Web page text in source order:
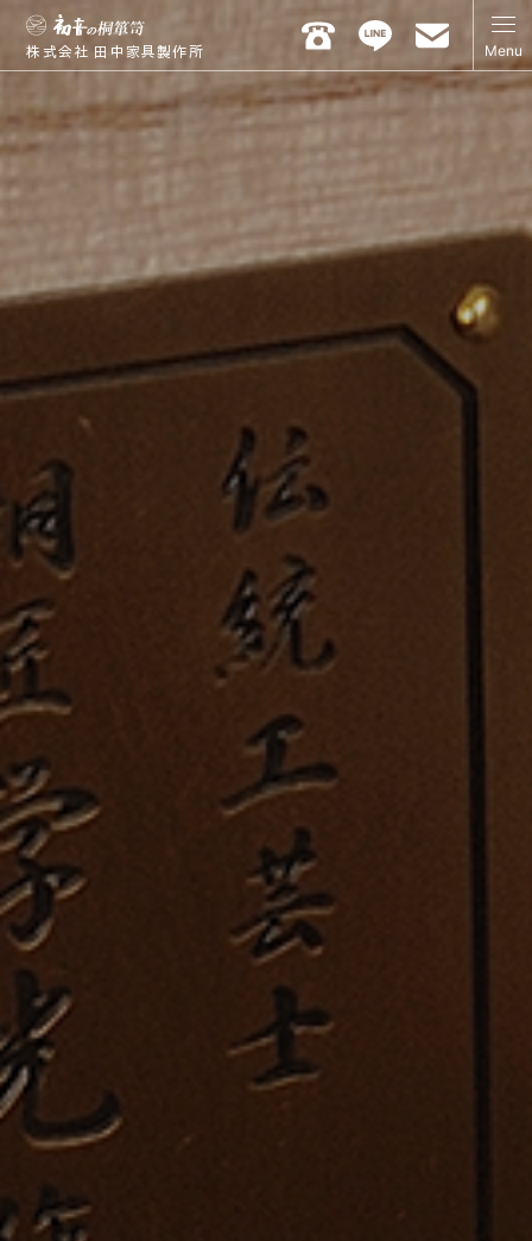
株式会社 田中家具製作所 Menu